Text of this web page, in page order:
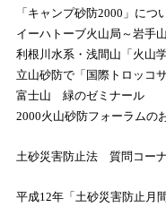
「キャンプ砂防2000」につ
イーハトーブ火山局～岩手
利根川水系・浅間山「火山
立山砂防で「国際トロッコ
富士山 緑のゼミナール
2000火山砂防フォーラムの
土砂災害防止法 質問コー
平成12年「土砂災害防止月